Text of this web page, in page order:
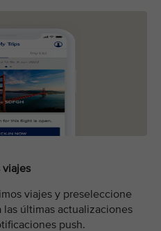
viajes
viajes y preseleccione
las últimas actualizaciones
push.